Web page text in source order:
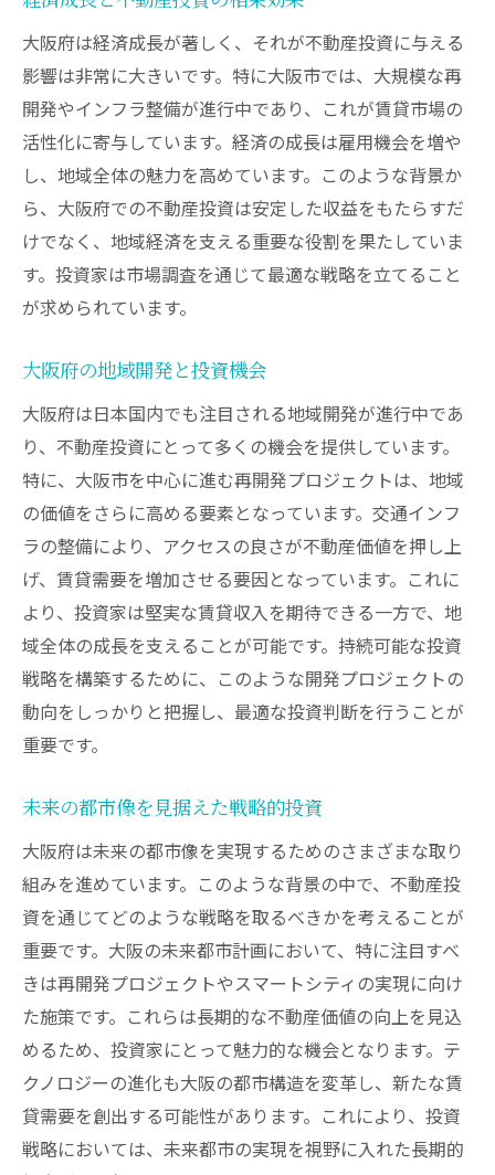
大阪府は経済成長が著しく、それが不動産投資に与える
影響は非常に大きいです。特に大阪市では、大規模な再
開発やインフラ整備が進行中であり、これが賃貸市場の
活性化に寄与しています。経済の成長は雇用機会を増や
し、地域全体の魅力を高めています。このような背景か
ら、大阪府での不動産投資は安定した収益をもたらすだ
けでなく、地域経済を支える重要な役割を果たしていま
す。投資家は市場調査を通じて最適な戦略を立てること
が求められています。
大阪府の地域開発と投資機会
大阪府は日本国内でも注目される地域開発が進行中であ
り、不動産投資にとって多くの機会を提供しています。
特に、大阪市を中心に進む再開発プロジェクトは、地域
の価値をさらに高める要素となっています。交通インフ
ラの整備により、アクセスの良さが不動産価値を押し上
げ、賃貸需要を増加させる要因となっています。これに
より、投資家は堅実な賃貸収入を期待できる一方で、地
域全体の成長を支えることが可能です。持続可能な投資
戦略を構築するために、このような開発プロジェクトの
動向をしっかりと把握し、最適な投資判断を行うことが
重要です。
未来の都市像を見据えた戦略的投資
大阪府は未来の都市像を実現するためのさまざまな取り
組みを進めています。このような背景の中で、不動産投
資を通じてどのような戦略を取るべきかを考えることが
重要です。大阪の未来都市計画において、特に注目すべ
きは再開発プロジェクトやスマートシティの実現に向け
た施策です。これらは長期的な不動産価値の向上を見込
めるため、投資家にとって魅力的な機会となります。テ
クノロジーの進化も大阪の都市構造を変革し、新たな賃
貸需要を創出する可能性があります。これにより、投資
戦略においては、未来都市の実現を視野に入れた長期的